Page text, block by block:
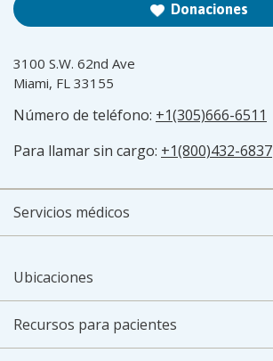
Donaciones
3100 S.W. 62nd Ave
Miami, FL 33155
Número de teléfono: +1(305)666-6511
Para llamar sin cargo: +1(800)432-6837
Servicios médicos
Ubicaciones
Recursos para pacientes